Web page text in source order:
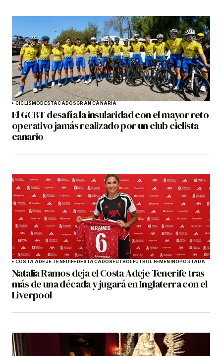
CICLISMODESTACADOSGRAN CANARIA
El GCBT desafía la insularidad con el mayor reto
operativo jamás realizado por un club ciclista
canario
COSTA ADEJE TENERIFEDESTACADOSFÚTBOLFÚTBOL FEMENINOPORTADA
Natalia Ramos deja el Costa Adeje Tenerife tras
más de una década y jugará en Inglaterra con el
Liverpool